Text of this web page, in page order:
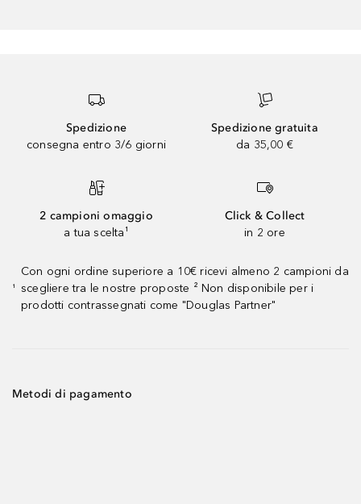
Spedizione
consegna entro 3/6 giorni
Spedizione gratuita
da 35,00 €
2 campioni omaggio
a tua scelta¹
Click & Collect
in 2 ore
¹
Con ogni ordine superiore a 10€ ricevi almeno 2 campioni da
scegliere tra le nostre proposte ² Non disponibile per i
prodotti contrassegnati come "Douglas Partner"
Metodi di pagamento